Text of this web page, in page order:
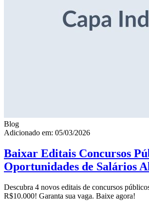
Blog
Adicionado em: 05/03/2026
Baixar Editais Concursos
Oportunidades de Salários
Descubra 4 novos editais de concursos
R$10.000! Garanta sua vaga. Baixe agora!